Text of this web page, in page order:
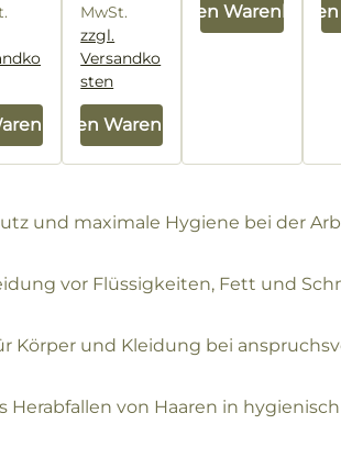
MwSt.
zzgl.
Versandko
sten
In den Warenkorb
In den Warenkorb
In
und maximale Hygiene bei der
vor Flüssigkeiten, Fett und
Körper und Kleidung bei
Herabfallen von Haaren in